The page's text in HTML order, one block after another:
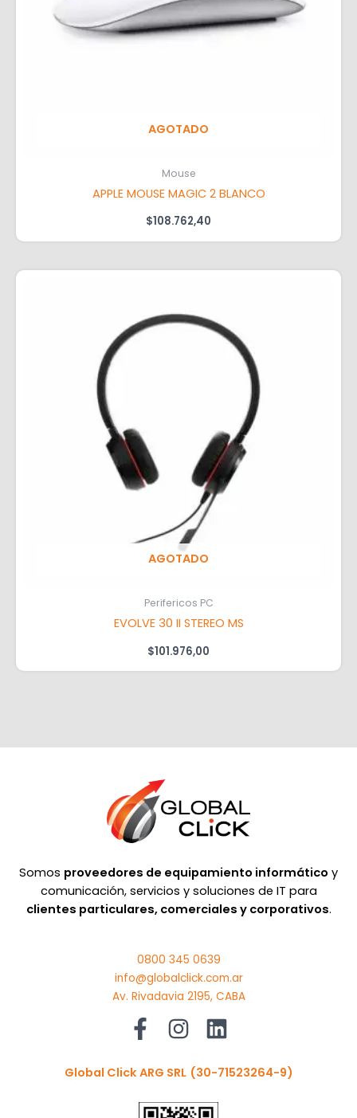
AGOTADO
Mouse
APPLE MOUSE MAGIC 2 BLANCO
$108.762,40
AGOTADO
Perifericos PC
EVOLVE 30 II STEREO MS
$101.976,00
Somos proveedores de equipamiento informático y
comunicación, servicios y soluciones de IT para
clientes particulares, comerciales y corporativos.
0800 345 0639
info@globalclick.com.ar
Av. Rivadavia 2195, CABA
Global Click ARG SRL (30-71523264-9)